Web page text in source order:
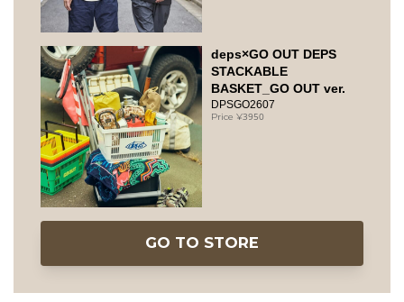
deps×GO OUT DEPS
STACKABLE
BASKET_GO OUT ver.
DPSGO2607
3950
GO TO STORE